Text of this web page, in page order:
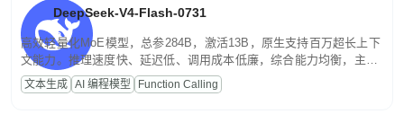
DeepSeek-V4-Flash-0731
高效轻量化MoE模型，总参284B，激活13B，原生支持百万超长上下
文能力。推理速度快、延迟低、调用成本低廉，综合能力均衡，主打
高并发、轻量化任务，适合日常对话、内容创作、基础 RAG、批量
文案处理等普惠刚需场景。
文本生成 AI 编程模型 Function Calling